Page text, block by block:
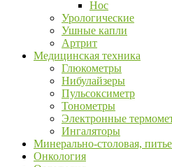
Нос
Урологические
Ушные капли
Артрит
Медицинская техника
Глюкометры
Нибулайзеры
Пульсоксиметр
Тонометры
Электронные
Ингаляторы
Минерально-столовая,
Онкология